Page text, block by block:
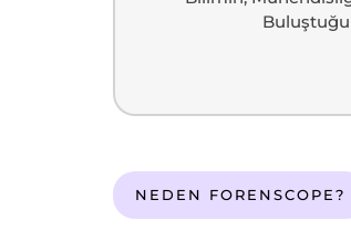
Buluştuğu
NEDEN FORENSCOPE?